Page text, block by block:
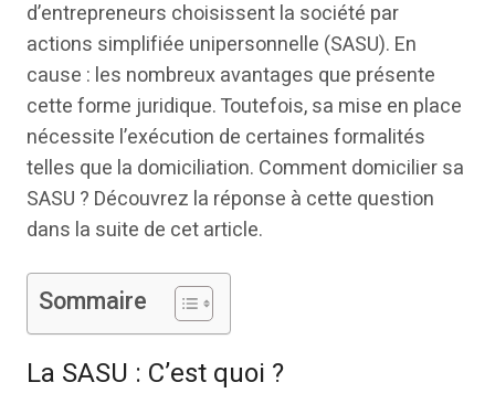
d’entrepreneurs choisissent la société par
actions simplifiée unipersonnelle (SASU). En
cause : les nombreux avantages que présente
cette forme juridique. Toutefois, sa mise en place
nécessite l’exécution de certaines formalités
telles que la domiciliation. Comment domicilier sa
SASU ? Découvrez la réponse à cette question
dans la suite de cet article.
Sommaire
La SASU : C’est quoi ?